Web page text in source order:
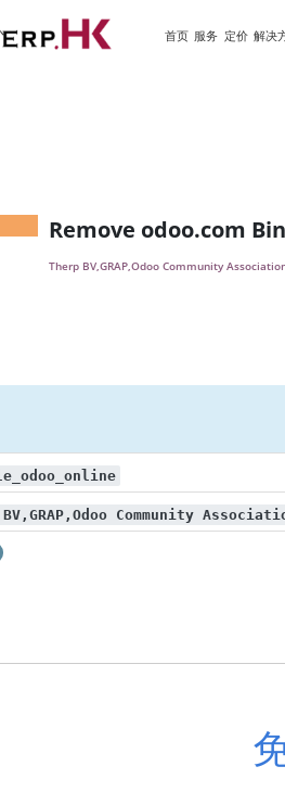
首页 服务 定价 解决
Remove odoo.com
Therp BV,GRAP,Odoo Community
Community